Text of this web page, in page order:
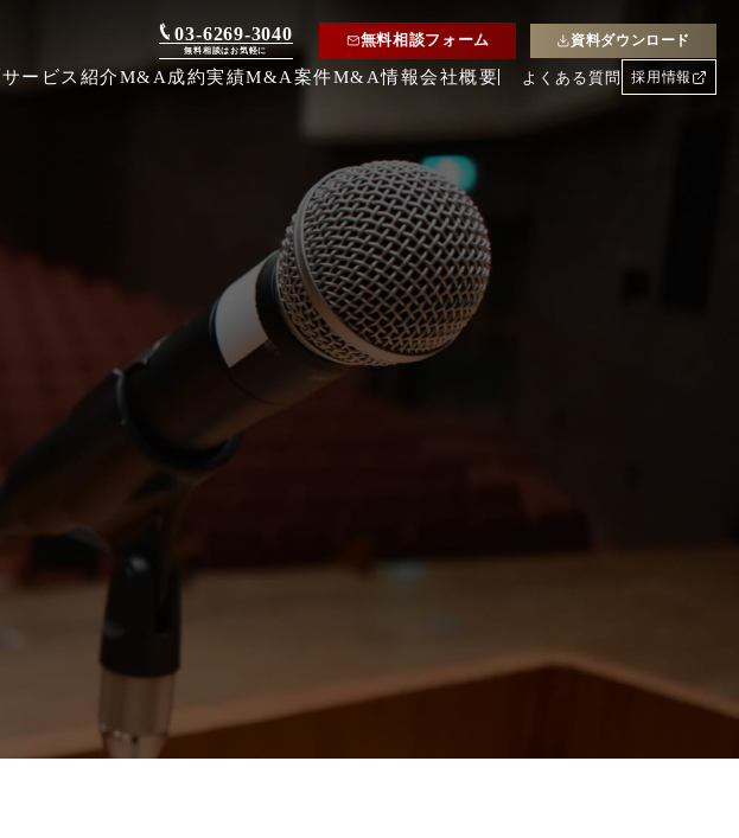
03-6269-3040
無料相談はお気軽に
無料相談フォーム 資料ダウンロード
サービス紹介M&A成約実績M&A案件M&A情報会社概要 よくある質問 採用情報